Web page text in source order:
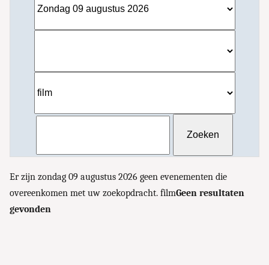
Er zijn zondag 09 augustus 2026 geen evenementen die
overeenkomen met uw zoekopdracht. filmGeen resultaten
gevonden